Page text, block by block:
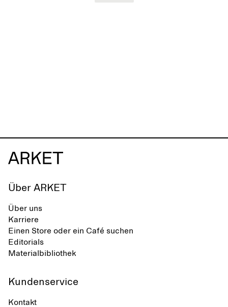
Über ARKET
Über uns
Karriere
Einen Store oder ein Café suchen
Editorials
Materialbibliothek
Kundenservice
Kontakt